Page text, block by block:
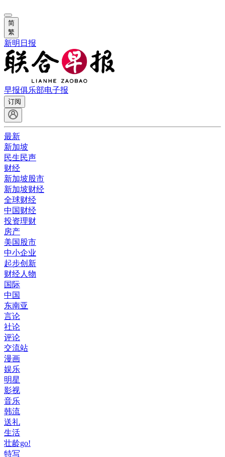
简
繁
新明日报
早报俱乐部电子报
订阅
最新
新加坡
民生民声
财经
新加坡股市
新加坡财经
全球财经
中国财经
投资理财
房产
美国股市
中小企业
起步创新
财经人物
国际
中国
东南亚
言论
社论
评论
交流站
漫画
娱乐
明星
影视
音乐
韩流
送礼
生活
壮龄go!
特写